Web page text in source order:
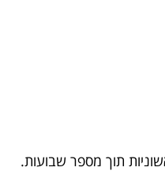
תוך מספר שבועות.